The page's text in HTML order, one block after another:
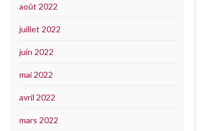
août 2022
juillet 2022
juin 2022
mai 2022
avril 2022
mars 2022